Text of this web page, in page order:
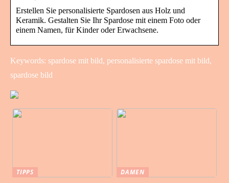
Erstellen Sie personalisierte Spardosen aus Holz und
Keramik. Gestalten Sie Ihr Spardose mit einem Foto oder
einem Namen, für Kinder oder Erwachsene.
Keywords: spardose mit bild, personalisierte spardose mit bild,
spardose bild
TIPPS
DAMEN